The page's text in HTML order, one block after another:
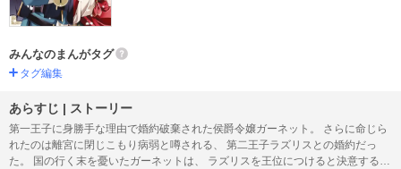
みんなのまんがタグ
タグ編集
あらすじ | ストーリー
第一王子に身勝手な理由で婚約破棄された侯爵令嬢ガーネット。 さらに命じら
れたのは離宮に閉じこもり病弱と噂される、 第二王子ラズリスとの婚約だっ
た。 国の行く末を憂いたガーネットは、 ラズリスを王位につけると決意するが